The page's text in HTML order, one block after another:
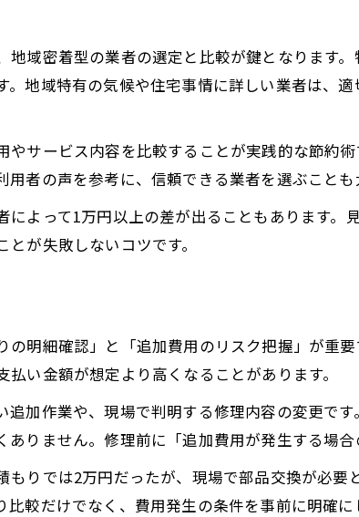
給湯器修理費用がメーカーで異なる理由
ノーリツ給湯器の修理費用に関する実態
給湯器メーカー別の特徴と修理費用の違
ノーリツなどメーカー公式修理の費用傾
相場以上にかかる追加費用の注意点とは
給湯器修理で追加費用が発生する主な要素
埼玉県で給湯器費用の追加請求を防ぐ方法
給湯器修理の総額を超えないための準備ポ
一軒家の給湯器 修理と交換で知っておきたい
一軒家の給湯器修理で押さえるべき費用
一軒家特有の給湯器費用事情と注意点
域密着型の業者の選定と比較が鍵となります
地域特有の気候や住宅事情に詳しい業者は、
やサービス内容を比較することが実践的な節約
者の声を参考に、信頼できる業者を選ぶことも
よって1万円以上の差が出ることもあります
が失敗しないコツです。
明細確認」と「追加費用のリスク把握」が重
い金額が想定より高くなることがあります。
加作業や、現場で判明する修理内容の変更で
りません。修理前に「追加費用が発生する場
りでは2万円だったが、現場で部品交換が必
較だけでなく、費用発生の条件を事前に明確に